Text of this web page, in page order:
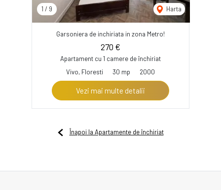
1 / 9 Harta
Garsoniera de inchiriata in zona Metro!
270 €
Apartament cu 1 camere de închiriat
Vivo, Floresti
30 mp 2000
Vezi mai multe detalii
Înapoi la Apartamente de închiriat